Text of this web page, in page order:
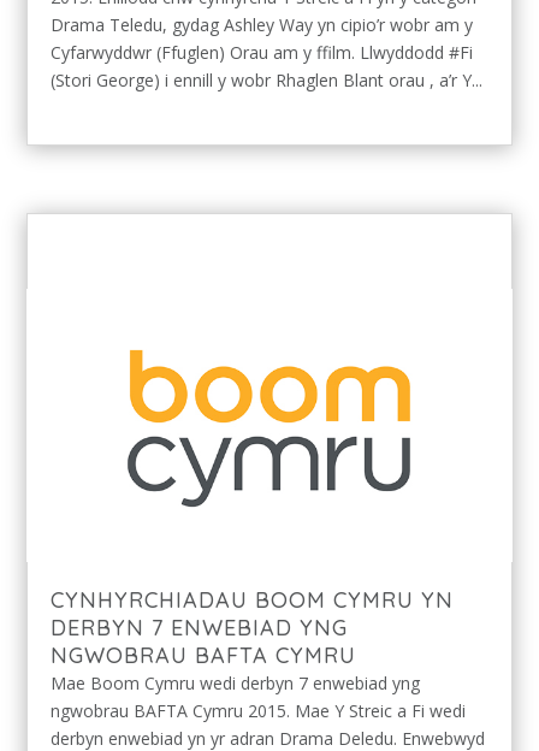
Drama Teledu, gydag Ashley Way yn cipio’r wobr am y
Cyfarwyddwr (Ffuglen) Orau am y ffilm. Llwyddodd #Fi
(Stori George) i ennill y wobr Rhaglen Blant orau , a’r Y...
CYNHYRCHIADAU BOOM CYMRU YN
DERBYN 7 ENWEBIAD YNG
NGWOBRAU BAFTA CYMRU
Mae Boom Cymru wedi derbyn 7 enwebiad yng
ngwobrau BAFTA Cymru 2015. Mae Y Streic a Fi wedi
derbyn enwebiad yn yr adran Drama Deledu. Enwebwyd